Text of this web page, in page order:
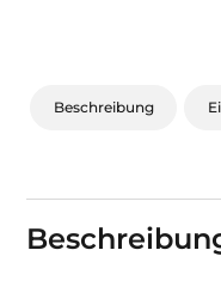
Beschreibung